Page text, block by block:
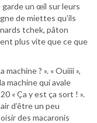
garde un œil sur leurs
de miettes qu’ils
tchek, pâton
plus vite que ce que
? ». « Ouiiii »,
machine qui avale
« Ça y est ça sort ! ».
d’être un peu
des macaronis